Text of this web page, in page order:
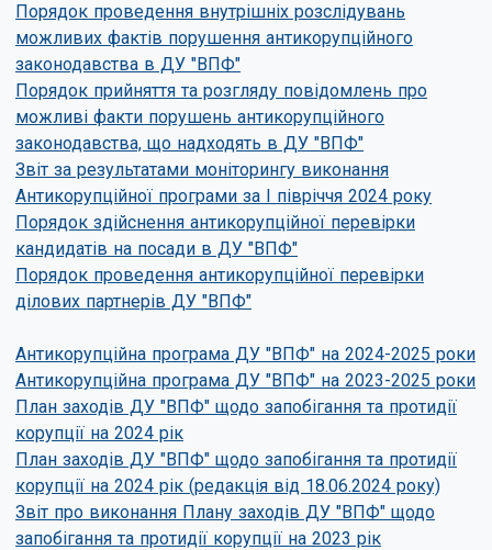
Порядок проведення внутрішніх розслідувань
можливих фактів порушення антикорупційного
законодавства в ДУ "ВПФ"
Порядок прийняття та розгляду повідомлень про
можливі факти порушень антикорупційного
законодавства, що надходять в ДУ "ВПФ"
Звіт за результатами моніторингу виконання
Антикорупційної програми за I півріччя 2024 року
Порядок здійснення антикорупційної перевірки
кандидатів на посади в ДУ "ВПФ"
Порядок проведення антикорупційної перевірки
ділових партнерів ДУ "ВПФ"
Антикорупційна програма ДУ "ВПФ" на 2024-2025 роки
Антикорупційна програма ДУ "ВПФ" на 2023-2025 роки
План заходів ДУ "ВПФ" щодо запобігання та протидії
корупції на 2024 рік
План заходів ДУ "ВПФ" щодо запобігання та протидії
корупції на 2024 рік (редакція від 18.06.2024 року)
Звіт про виконання Плану заходів ДУ "ВПФ" щодо
запобігання та протидії корупції на 2023 рік